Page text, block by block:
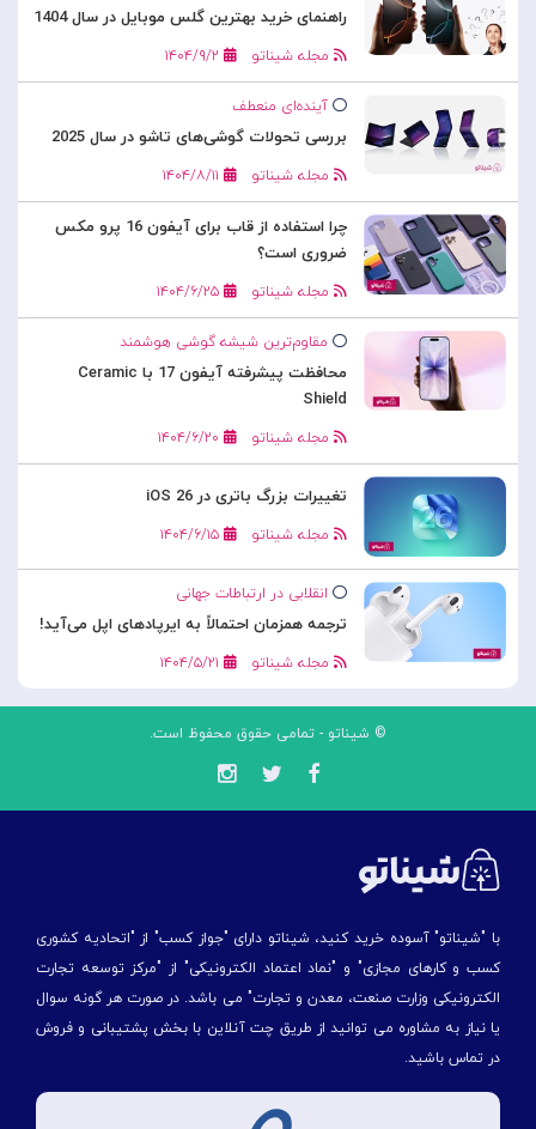
راهنمای خرید بهترین گلس موبایل در سال 1404
مجله شیناتو ۱۴۰۴/۹/۲
آینده‌ای منعطف
بررسی تحولات گوشی‌های تاشو در سال 2025
مجله شیناتو ۱۴۰۴/۸/۱۱
چرا استفاده از قاب برای آیفون 16 پرو مکس
ضروری است؟
مجله شیناتو ۱۴۰۴/۶/۲۵
مقاوم‌ترین شیشه گوشی هوشمند
محافظت پیشرفته آیفون 17 با Ceramic
Shield
مجله شیناتو ۱۴۰۴/۶/۲۰
تغییرات بزرگ باتری در iOS 26
مجله شیناتو ۱۴۰۴/۶/۱۵
انقلابی در ارتباطات جهانی
ترجمه همزمان احتمالاً به ایرپادهای اپل می‌آید!
مجله شیناتو ۱۴۰۴/۵/۲۱
© شیناتو - تمامی حقوق محفوظ است.
با "شیناتو" آسوده خرید کنید، شیناتو دارای "جواز کسب" از "اتحادیه کشوری
کسب و کارهای مجازی" و "نماد اعتماد الکترونیکی" از "مركز توسعه تجارت
الكترونیكی وزارت صنعت، معدن و تجارت" می باشد. در صورت هر گونه سوال
یا نیاز به مشاوره می توانید از طریق چت آنلاین با بخش پشتیبانی و فروش
در تماس باشید.